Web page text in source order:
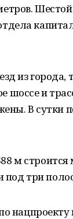
из
шоссе и
В сутки
м
три